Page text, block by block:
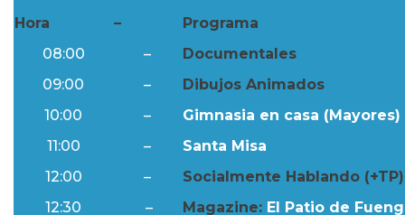
Hora –
Programa
08:00
–
Documentales
09:00
–
Dibujos Animados
10:00
–
Gimnasia en casa (Mayores)
11:00
–
Santa Misa
12:00
–
Socialmente Hablando (+TP)
12:30
– Magazine: El Patio de